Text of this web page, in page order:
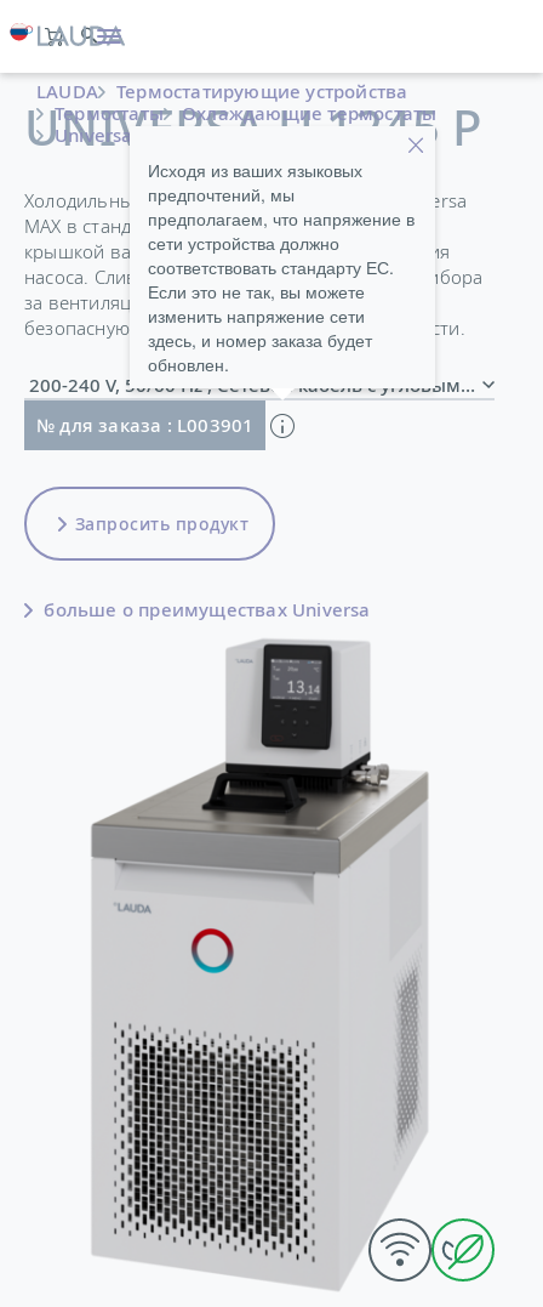
LAUDA
Термостатирующие устройства
Термостаты
Охлаждающие термостаты
Universa
UNIVERSA U 1245 P
Холодильные термостаты Universa PRO и Universa
MAX в стандартной комплектации оснащены
крышкой ванны и патрубками для подключения
насоса. Сливной кран на передней панели прибора
за вентиляционной решеткой облегчает
безопасную замену термостатирующей жидкости.
200-240 V, 50/60 Hz , Сетевой кабель с угловым
№ для заказа : L003901
Исходя из ваших языковых
предпочтений, мы
предполагаем, что напряжение в
сети устройства должно
соответствовать стандарту ЕС.
Если это не так, вы можете
изменить напряжение сети
здесь, и номер заказа будет
обновлен.
Запросить продукт
больше о преимуществах Universa